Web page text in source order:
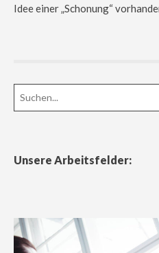
Idee einer „Schonung“
Unsere Arbeitsfelder: